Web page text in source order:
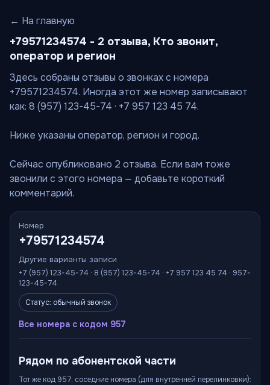
← На главную
+79571234574 - 2 отзыва, Кто звонит,
оператор и регион
Здесь собраны отзывы о звонках с номера
+79571234574. Иногда этот же номер записывают
как: 8 (957) 123-45-74 · +7 957 123 45 74.
Ниже указаны оператор, регион и город.
Сейчас опубликовано 2 отзыва. Если вам тоже
звонили с этого номера — добавьте короткий
комментарий.
Номер
+79571234574
Другие варианты записи
+7 (957) 123-45-74 · 8 (957) 123-45-74 · +7 957 123 45 74 · 957-
123-45-74
Статус: обычный звонок
Все номера с кодом 957
Рядом по абонентской части
Тот же код 957, соседние номера (для внутренней перелинковки):